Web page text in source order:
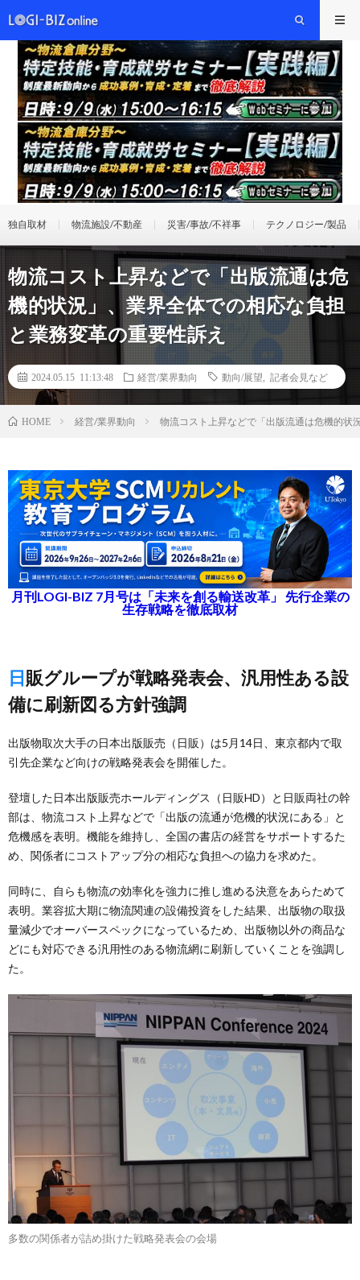
独自取材 物流施設/不動産 災害/事故/不祥事 テクノロジー/製品
物流コスト上昇などで「出版流通は危
機的状況」、業界全体での相応な負担
と業務変革の重要性訴え
2024.05.15 11:13:48 経営/業界動向 動向/展望 記者会見など
HOME 経営/業界動向 物流コスト上昇などで「出版流通は危機的状
月刊LOGI-BIZ 7月号は「未来を創る輸送改革」 先行企業の
生存戦略を徹底取材
日販グループが戦略発表会、汎用性ある設
備に刷新図る方針強調
出版物取次大手の日本出版販売（日販）は5月14日、東京都内で取
引先企業など向けの戦略発表会を開催した。
登壇した日本出版販売ホールディングス（日販HD）と日販両社の幹
部は、物流コスト上昇などで「出版の流通が危機的状況にある」と
危機感を表明。機能を維持し、全国の書店の経営をサポートするた
め、関係者にコストアップ分の相応な負担への協力を求めた。
同時に、自らも物流の効率化を強力に推し進める決意をあらためて
表明。業容拡大期に物流関連の設備投資をした結果、出版物の取扱
量減少でオーバースペックになっているため、出版物以外の商品な
どにも対応できる汎用性のある物流網に刷新していくことを強調し
た。
多数の関係者が詰め掛けた戦略発表会の会場